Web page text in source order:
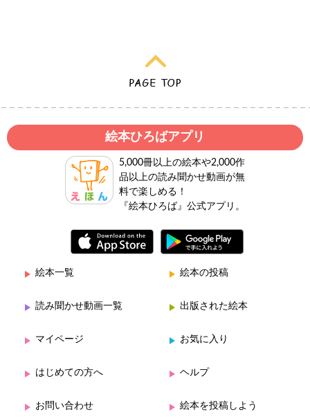
絵本ひろばアプリ
5,000冊以上の絵本や2,000作
品以上の読み聞かせ動画が無
料で楽しめる！
『絵本ひろば』公式アプリ。
絵本一覧 絵本の投稿
読み聞かせ動画一覧 出版された絵本
マイページ お気に入り
はじめての方へ ヘルプ
お問い合わせ 絵本を投稿しよう